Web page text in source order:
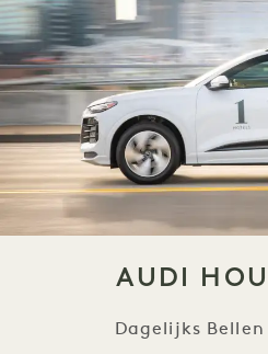
AUDI
Dagelijks Bellen